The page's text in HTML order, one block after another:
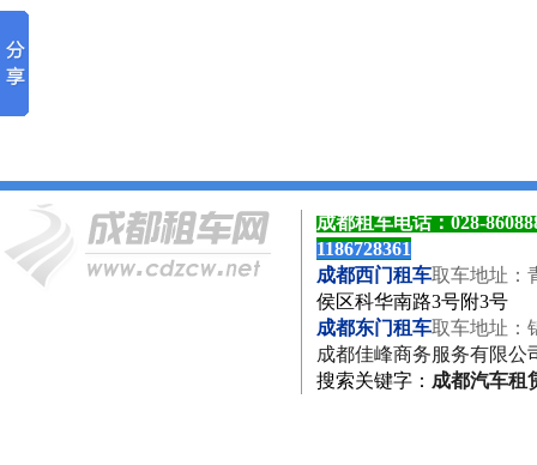
成都租车电话：028-
1186728361
成都西门租车取车地址
侯区科华南路3号附3号
成都东门租车取车地址
成都佳峰商务服务有限公
搜索关键字 ： 成都汽车租